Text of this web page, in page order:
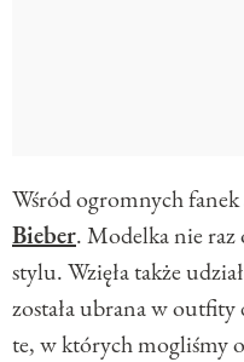
Wśród ogromnych
Bieber. Modelka nie raz
stylu. Wzięła także
została ubrana w
te, w których mogliśmy